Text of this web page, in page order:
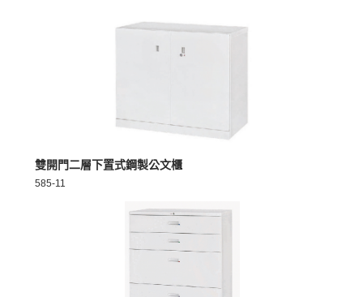
MORE >
雙開門二層下置式鋼製公文櫃
585-11